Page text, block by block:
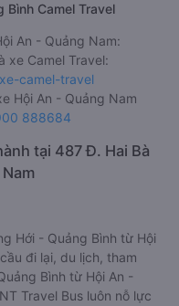
Bình Camel Travel
An - Quảng Nam:
xe Camel Travel:
camel-travel
Hội An - Quảng Nam
888684
tại 487 Đ. Hai Bà
Hới - Quảng Bình từ Hội
đi lại, du lịch, tham
Bình từ Hội An -
Travel Bus luôn nỗ lực